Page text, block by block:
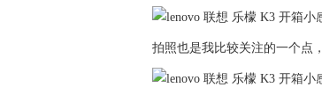
拍照也是我比较关注的一个点